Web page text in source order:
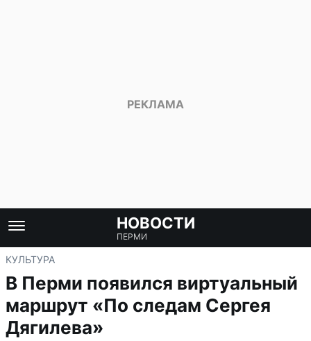
НОВОСТИ
ПЕРМИ
КУЛЬТУРА
В Перми появился виртуальный
маршрут «По следам Сергея
Дягилева»